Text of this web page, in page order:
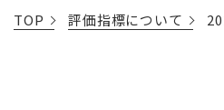
TOP 評価指標について